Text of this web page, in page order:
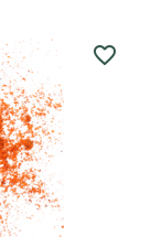
favorite_border